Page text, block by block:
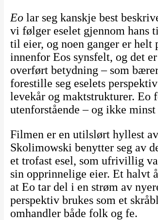
Eo lar seg kanskje best
vi følger eselet gjennom hans
til eier, og noen ganger er helt
innenfor Eos synsfelt, og det
overført betydning – som
forestille seg eselets
levekår og maktstrukturer. Eo
utenforstående – og ikke
Filmen er en utilslørt hyllest
Skolimowski benytter seg av
et trofast esel, som ufrivillig
sin opprinnelige eier. Et halvt
at Eo tar del i en strøm av
perspektiv brukes som et
omhandler både folk og fe.